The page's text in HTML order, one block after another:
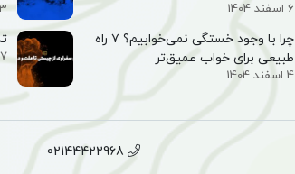
6 اسفند 1404
چرا با وجود خستگی نمی‌خوابیم؟ ۷ راه
طبیعی برای خواب عمیق‌تر
4 اسفند 1404
23
27
02144422968